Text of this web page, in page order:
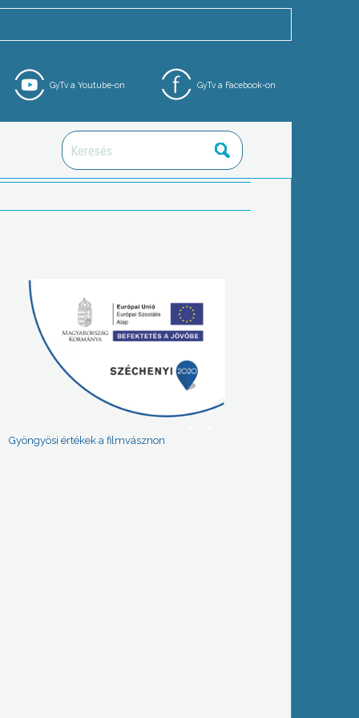
GyTv a Facebook-on
GyTv a Youtube-on
Gyöngyösi értékek a filmvásznon